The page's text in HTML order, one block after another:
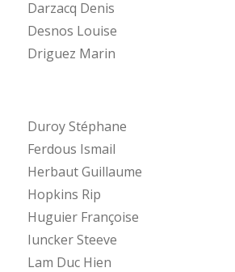
Darzacq Denis
Desnos Louise
Driguez Marin
Duroy Stéphane
Ferdous Ismail
Herbaut Guillaume
Hopkins Rip
Huguier Françoise
Iuncker Steeve
Lam Duc Hien